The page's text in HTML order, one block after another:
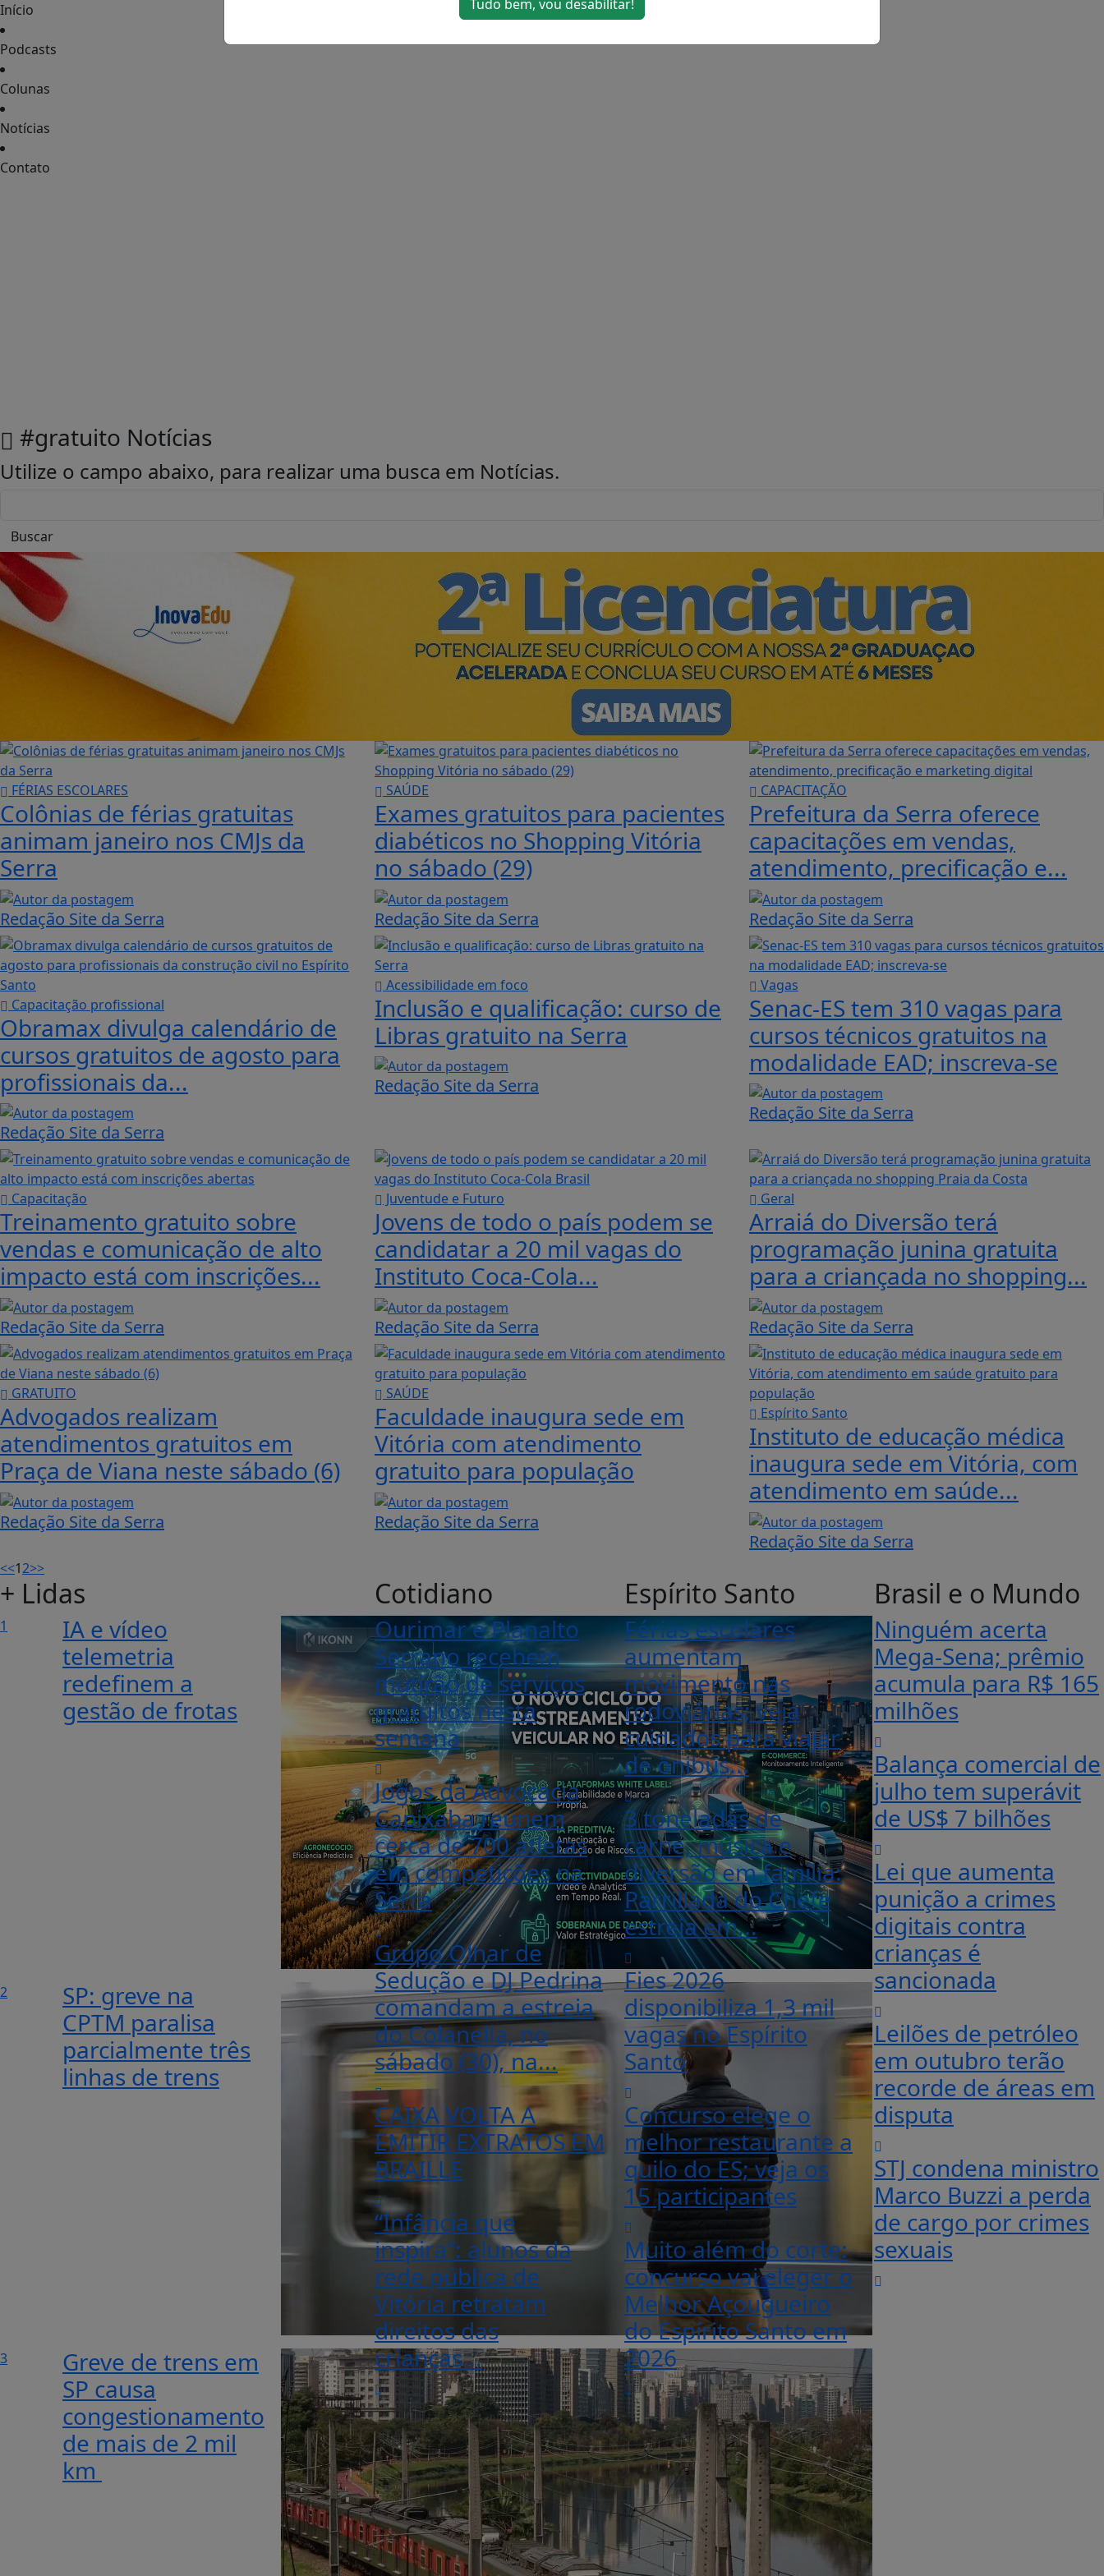
Início
Podcasts
Colunas
Notícias
Contato
#gratuito Notícias
Utilize o campo abaixo, para realizar uma busca em Notícias.
Buscar
FÉRIAS ESCOLARES
Colônias de férias gratuitas
animam janeiro nos CMJs da
Serra
Redação Site da Serra
SAÚDE
Exames gratuitos para pacientes
diabéticos no Shopping Vitória
no sábado (29)
Redação Site da Serra
CAPACITAÇÃO
Prefeitura da Serra oferece
capacitações em vendas,
atendimento, precificação e...
Redação Site da Serra
Capacitação profissional
Obramax divulga calendário de
cursos gratuitos de agosto para
profissionais da...
Redação Site da Serra
Acessibilidade em foco
Inclusão e qualificação: curso de
Libras gratuito na Serra
Redação Site da Serra
Vagas
Senac-ES tem 310 vagas para
cursos técnicos gratuitos na
modalidade EAD; inscreva-se
Redação Site da Serra
Capacitação
Treinamento gratuito sobre
vendas e comunicação de alto
impacto está com inscrições...
Redação Site da Serra
Juventude e Futuro
Jovens de todo o país podem se
candidatar a 20 mil vagas do
Instituto Coca-Cola...
Redação Site da Serra
Geral
Arraiá do Diversão terá
programação junina gratuita
para a criançada no shopping...
Redação Site da Serra
GRATUITO
Advogados realizam
atendimentos gratuitos em
Praça de Viana neste sábado (6)
Redação Site da Serra
SAÚDE
Faculdade inaugura sede em
Vitória com atendimento
gratuito para população
Redação Site da Serra
Espírito Santo
Instituto de educação médica
inaugura sede em Vitória, com
atendimento em saúde...
Redação Site da Serra
<<12>>
+ Lidas
1
IA e vídeo
telemetria
redefinem a
gestão de frotas
2
SP: greve na
CPTM paralisa
parcialmente três
linhas de trens
3
Greve de trens em
SP causa
congestionamento
de mais de 2 mil
km
Cotidiano
Ourimar e Planalto
Serrano recebem
mutirão de serviços
gratuitos nesta
semana
Jogos da Advocacia
Capixaba reúnem
cerca de 700 atletas
em competições na
Serra
Grupo Olhar de
Sedução e DJ Pedrina
comandam a estreia
do Colanella, no
sábado (30), na...
CAIXA VOLTA A
EMITIR EXTRATOS EM
BRAILLE
“Infância que
inspira”: alunos da
rede pública de
Vitória retratam
direitos das
crianças...
Espírito Santo
Férias escolares
aumentam
movimento nas
rodoviárias; veja
cuidados para viajar
de ônibus...
3 toneladas de
carne, música e
diversão em família:
Parrillada do Chefe
estreia em...
Fies 2026
disponibiliza 1,3 mil
vagas no Espírito
Santo
Concurso elege o
melhor restaurante a
quilo do ES; veja os
15 participantes
Muito além do corte:
concurso vai eleger o
Melhor Açougueiro
do Espírito Santo em
2026
Brasil e o Mundo
Ninguém acerta
Mega-Sena; prêmio
acumula para R$ 165
milhões
Balança comercial de
julho tem superávit
de US$ 7 bilhões
Lei que aumenta
punição a crimes
digitais contra
crianças é
sancionada
Leilões de petróleo
em outubro terão
recorde de áreas em
disputa
STJ condena ministro
Marco Buzzi a perda
de cargo por crimes
sexuais
Tudo bem, vou desabilitar!